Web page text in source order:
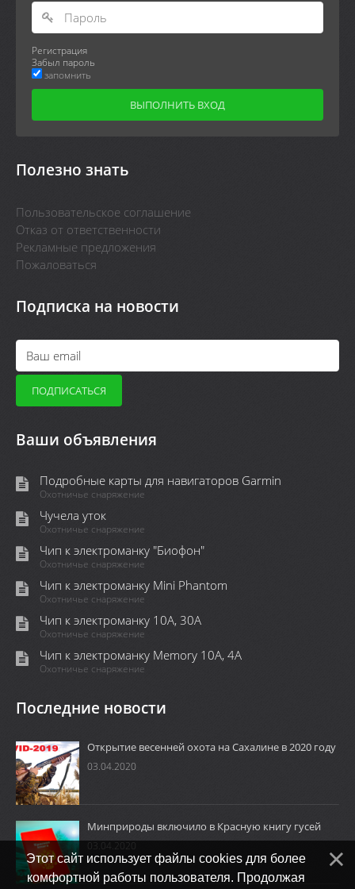
Регистрация
Забыл пароль
запомнить
Полезно знать
Пользовательское соглашение
Отказ от ответственности
Рекламные предложения
Пожаловаться
Подписка на новости
Ваши объявления
Подробные карты для навигаторов Garmin
Охотничье снаряжение
Чучела уток
Охотничье снаряжение
Чип к электроманку "Биофон"
Охотничье снаряжение
Чип к электроманку Mini Phantom
Охотничье снаряжение
Чип к электроманку 10А, 30А
Охотничье снаряжение
Чип к электроманку Memory 10A, 4А
Охотничье снаряжение
Последние новости
Открытие весенней охота на Сахалине в 2020 году
03.04.2020
Минприроды включило в Красную книгу гусей
03.04.2020
Этот сайт использует файлы cookies для более
комфортной работы пользователя. Продолжая